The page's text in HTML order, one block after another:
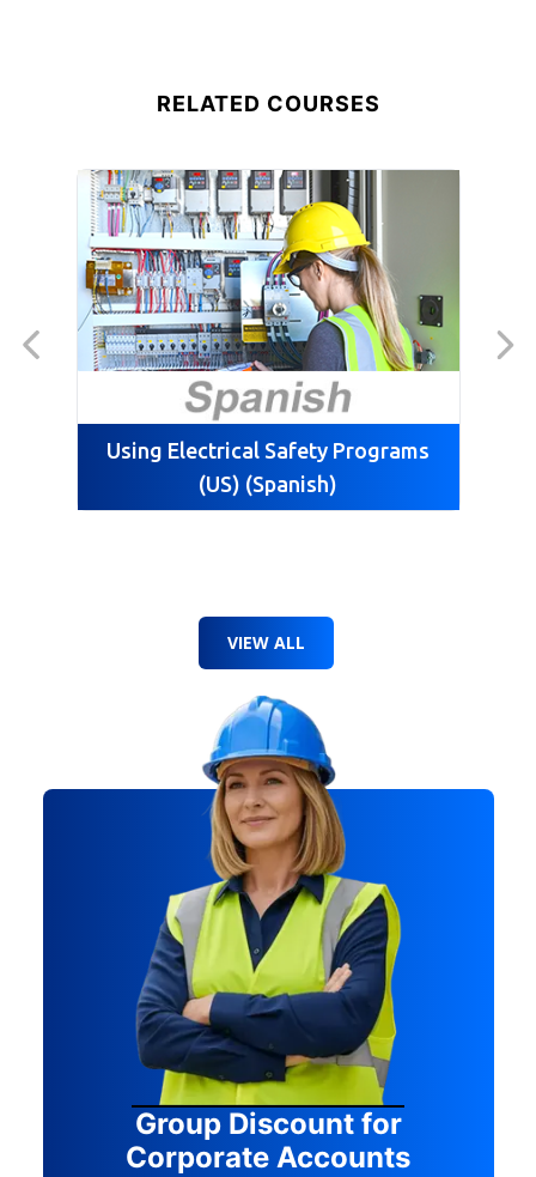
RELATED COURSES
Using Electrical Safety Programs
(US) (Spanish)
VIEW ALL
Group Discount for
Corporate Accounts